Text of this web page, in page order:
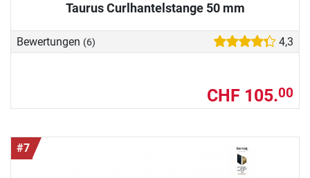
Taurus Curlhantelstange 50 mm
Bewertungen (6) 4,3
CHF 105.00
#7